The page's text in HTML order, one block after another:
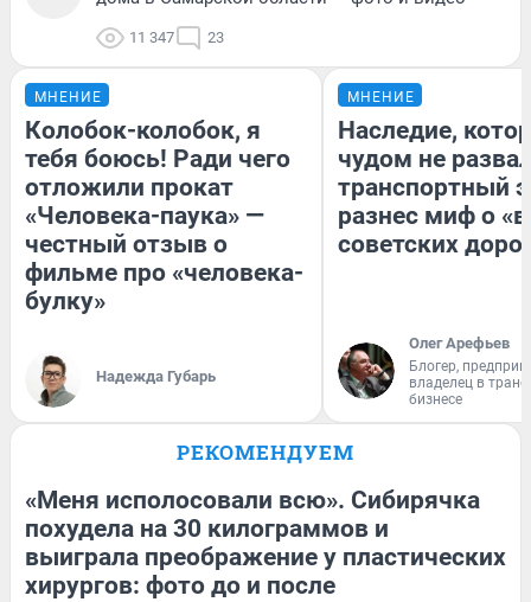
11 347 23
МНЕНИЕ
Колобок-колобок, я
тебя боюсь! Ради чего
отложили прокат
«Человека-паука» —
честный отзыв о
фильме про «человека-
булку»
Надежда Губарь
МНЕНИЕ
Наследие,
чудом не
транспортный
разнес миф о
советских
Олег Арефьев
Блогер,
владелец в
бизнесе
РЕКОМЕНДУЕМ
«Меня исполосовали всю». Сибирячка
похудела на 30 килограммов и
выиграла преображение у пластических
хирургов: фото до и после